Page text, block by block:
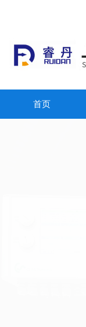
首页